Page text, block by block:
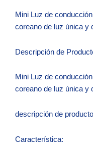
Mini Luz de
coreano de luz única y
Descripción de
Mini Luz de
coreano de luz única y
descripción de producto
Característica: